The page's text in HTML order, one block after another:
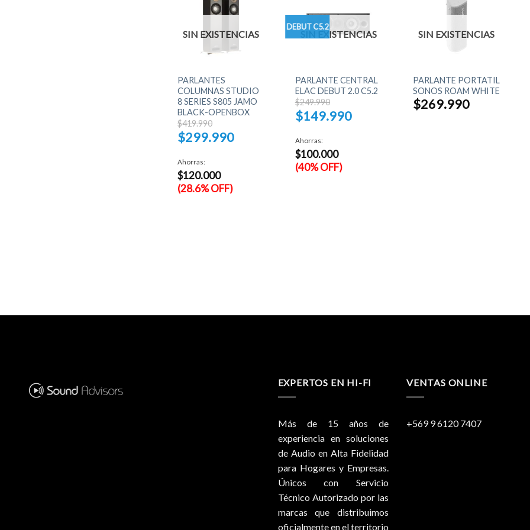
SIN EXISTENCIAS
PARLANTES
COLUMNAS STUDIO
8 SERIES S805 JAMO
BLACK-OPENBOX
$419.990
precio
original
$299.990
precio
actual
es:
$299.990.
Ahorras:
$120.000
(28.6% OFF)
DEBUT C5.2
SIN EXISTENCIAS
PARLANTE CENTRAL
ELAC DEBUT 2.0 C5.2
$249.990
precio
original
$149.990
precio
actual
es:
$149.990.
Ahorras:
$100.000
(40% OFF)
SIN EXISTENCIAS
PARLANTE PORTATIL
SONOS ROAM WHITE
$269.990
EXPERTOS EN HI-FI
Más de 15 años de
experiencia en soluciones
de Audio en Alta Fidelidad
para Hogares y Empresas.
Únicos con Servicio
Técnico Autorizado por las
marcas que distribuimos
oficialmente en el territorio
VENTAS ONLINE
+569 9 6120 7407